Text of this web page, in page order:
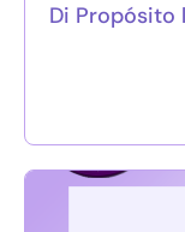
Di Propósito